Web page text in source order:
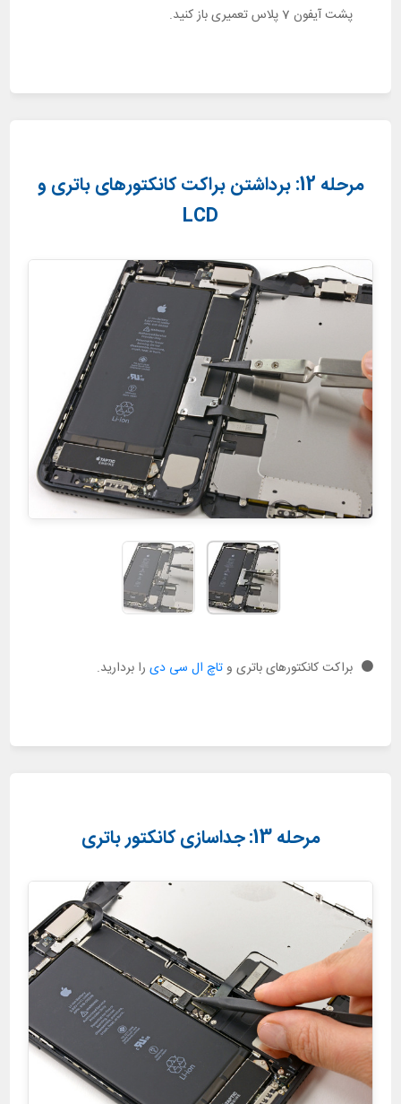
پشت آیفون 7 پلاس تعمیری باز کنید.
مرحله 12: برداشتن براکت کانکتورهای باتری و
LCD
براکت کانکتورهای باتری وتاچ ال سی دی را بردارید.
مرحله 13: جداسازی کانکتور باتری